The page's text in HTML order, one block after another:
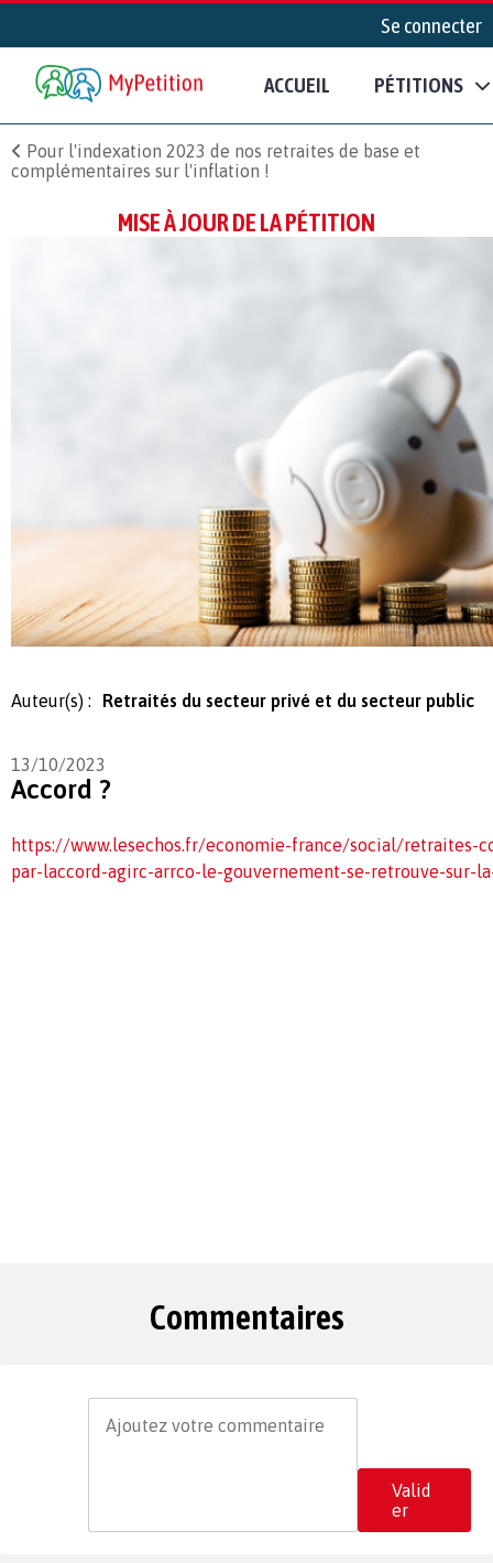
Se connecter
ACCUEIL PÉTITIONS
Pour l'indexation 2023 de nos retraites de base et
complémentaires sur l'inflation !
MISE À JOUR DE LA PÉTITION
Auteur(s) : Retraités du secteur privé et du secteur public
13/10/2023
Accord ?
https://www.lesechos.fr/economie-france/social/retraites-
par-laccord-agirc-arrco-le-gouvernement-se-retrouve-sur-
Commentaires
Valid
er